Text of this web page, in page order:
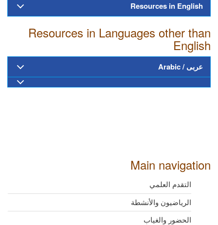
Main navigation
التقدم العلمي
الرياضيون والأنشطة
الحضور والغياب
Resources in English
Resources in Languages other than
English
عربى / Arabic